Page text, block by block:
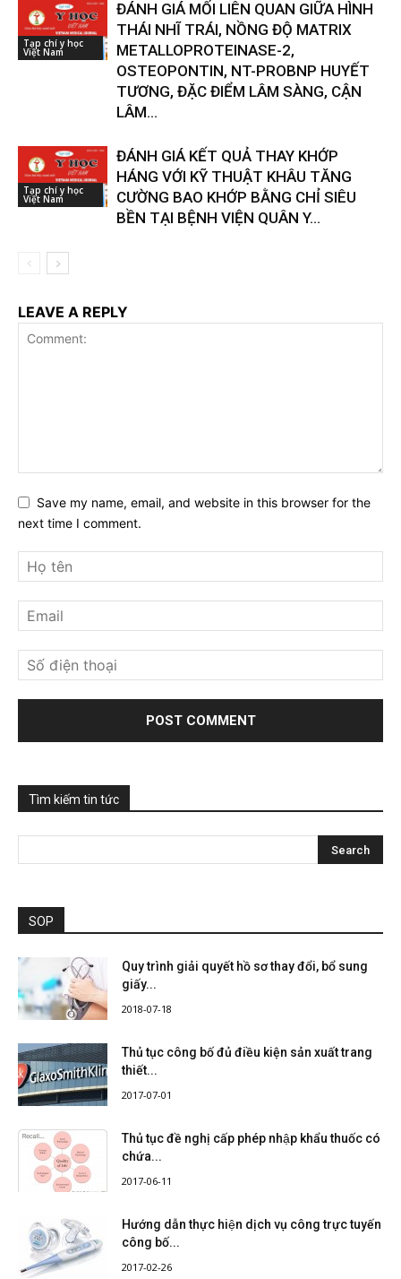
Tạp chí y học
Việt Nam
ĐÁNH GIÁ MỐI LIÊN QUAN GIỮA HÌNH
THÁI NHĨ TRÁI, NỒNG ĐỘ MATRIX
METALLOPROTEINASE-2,
OSTEOPONTIN, NT-PROBNP HUYẾT
TƯƠNG, ĐẶC ĐIỂM LÂM SÀNG, CẬN
LÂM...
Tạp chí y học
Việt Nam
ĐÁNH GIÁ KẾT QUẢ THAY KHỚP
HÁNG VỚI KỸ THUẬT KHÂU TĂNG
CƯỜNG BAO KHỚP BẰNG CHỈ SIÊU
BỀN TẠI BỆNH VIỆN QUÂN Y...
LEAVE A REPLY
Save my name, email, and website in this browser for the
next time I comment.
Tìm kiếm tin tức
SOP
Quy trình giải quyết hồ sơ thay đổi, bổ sung
giấy...
2018-07-18
Thủ tục công bố đủ điều kiện sản xuất trang
thiết...
2017-07-01
Thủ tục đề nghị cấp phép nhập khẩu thuốc có
chứa...
2017-06-11
Hướng dẫn thực hiện dịch vụ công trực tuyến
công bố...
2017-02-26